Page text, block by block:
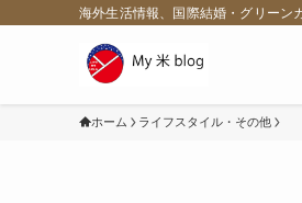
海外生活情報、国際結婚・グリーン
ホーム ライフスタイル・その他